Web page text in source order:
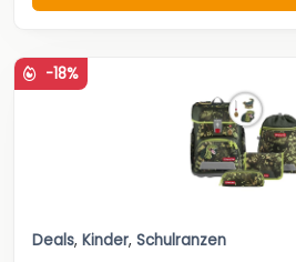
-18%
Deals, Kinder, Schulranzen